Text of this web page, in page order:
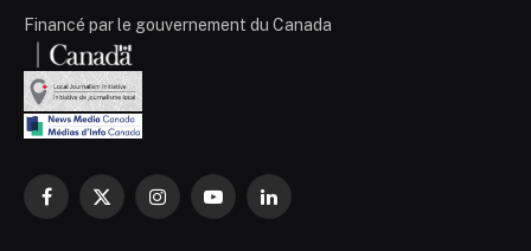
Financé par le gouvernement du Canada
Facebook
X
InstagramYouTubeLinkedIn